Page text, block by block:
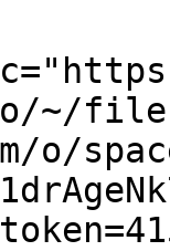
~/
o/